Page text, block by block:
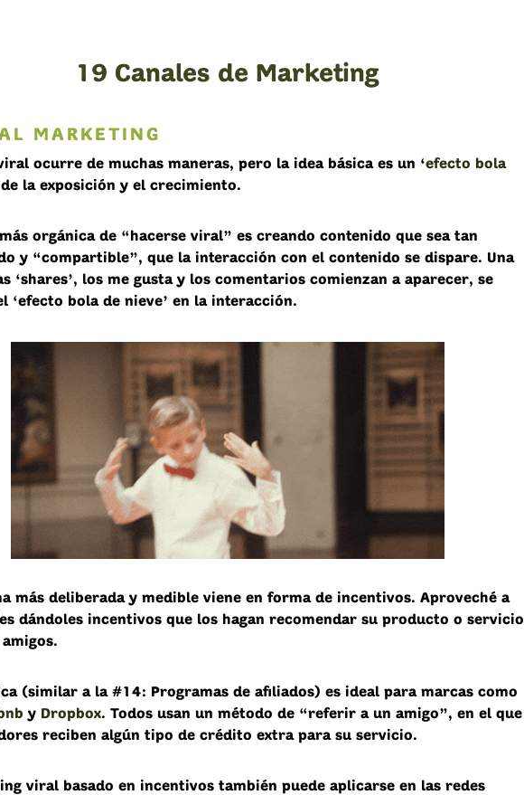
19 Canales de Marketing
MARKETING
ocurre de muchas maneras, pero la idea básica es un ‘efecto bola
de la exposición y el crecimiento.
orgánica de “hacerse viral” es creando contenido que sea tan
y “compartible”, que la interacción con el contenido se dispare. Una
‘shares’, los me gusta y los comentarios comienzan a aparecer, se
‘efecto bola de nieve’ en la interacción.
más deliberada y medible viene en forma de incentivos. Aproveché a
dándoles incentivos que los hagan recomendar su producto o servicio
(similar a la #14: Programas de afiliados) es ideal para marcas como
y Dropbox. Todos usan un método de “referir a un amigo”, en el que
reciben algún tipo de crédito extra para su servicio.
viral basado en incentivos también puede aplicarse en las redes